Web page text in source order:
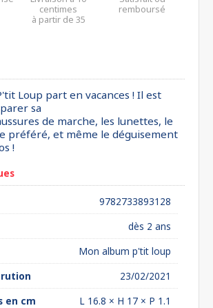
centimes
à partir de 35
remboursé
Loup part en vacances ! Il est
sa
de marche, les lunettes, le
préféré, et même le déguisement
!
9782733893128
dès 2 ans
Mon album p'tit loup
23/02/2021
en cm
L 16.8 × H 17 × P 1.1